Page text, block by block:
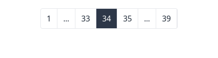
1 ... 33 34 35 ... 39